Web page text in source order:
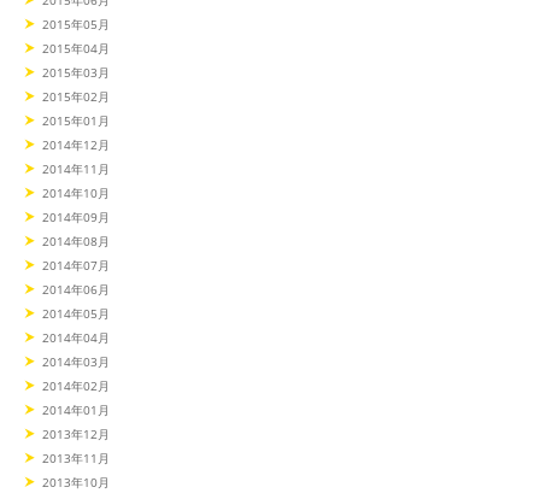
2015年05月
2015年04月
2015年03月
2015年02月
2015年01月
2014年12月
2014年11月
2014年10月
2014年09月
2014年08月
2014年07月
2014年06月
2014年05月
2014年04月
2014年03月
2014年02月
2014年01月
2013年12月
2013年11月
2013年10月